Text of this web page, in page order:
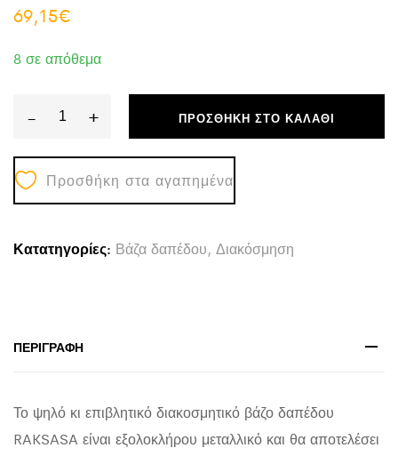
69,15€
8 σε απόθεμα
-
ΔΙΑΚΟΣΜΗΤΙΚΟ
BAZO
ΔΑΠΕΔΟΥ
RAKSASA
ΜΕΤΑΛΛΟ
ΧΡΥΣΟ
quantity
+ ΠΡΟΣΘΉΚΗ ΣΤΟ ΚΑΛΆΘΙ
Προσθήκη στα αγαπημένα
Κατατηγορίες: Βάζα δαπέδου, Διακόσμηση
ΠΕΡΙΓΡΑΦΉ
Το ψηλό κι επιβλητικό διακοσμητικό βάζο δαπέδου
RAKSASA είναι εξολοκλήρου μεταλλικό και θα αποτελέσει